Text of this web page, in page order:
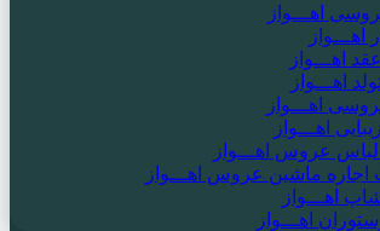
اهـــواز
اهـــواز
اهـــواز
اهـــواز
اهـــواز
اهـــواز
عروس اهـــواز
ماشین عروس اهـــواز
اهـــواز
اهـــواز